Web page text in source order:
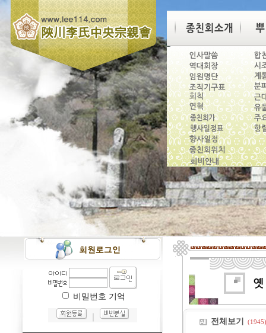
비밀번호 기억
전체보기 (1945)